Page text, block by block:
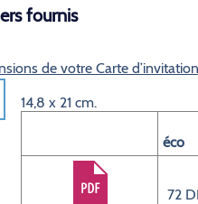
fournis
de votre Carte
14,8 x 21 cm.
éco
72